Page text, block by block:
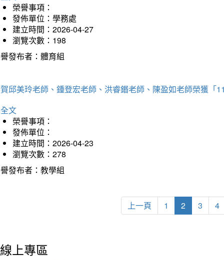
榮譽事項：
發佈單位：學務處
建立時間：2026-04-27
瀏覽次數：198
發布者：體育組
邱美玲老師、鍾登宏老師、洪睿鍲老師、陳盈如老師榮獲「
文
榮譽事項：
發佈單位：
建立時間：2026-04-23
瀏覽次數：278
發布者：教學組
上一頁 1 2 3 4
線上專區